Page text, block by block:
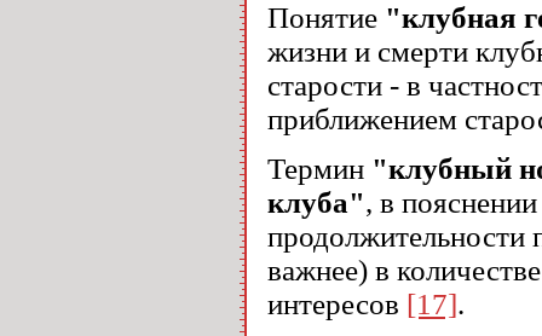
Понятие "клубная
жизни и смерти
старости - в
приближением
Термин "клубный
клуба", в
продолжительности
важнее) в
интересов [17].